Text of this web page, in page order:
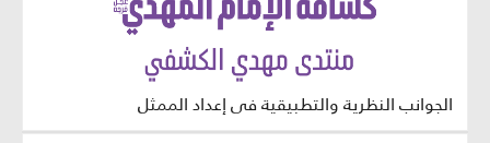
الجوانب النظرية والتطبيقية في إعداد الممثل